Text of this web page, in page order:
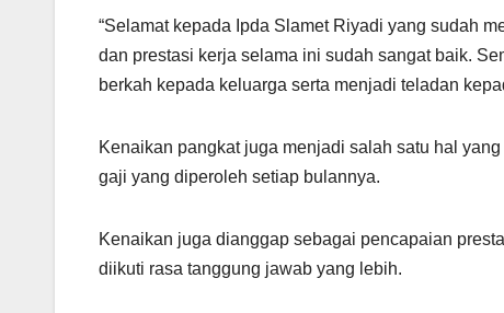
“Selamat kepada Ipda Slamet Riyadi yang sudah
dan prestasi kerja selama ini sudah sangat baik.
berkah kepada keluarga serta menjadi teladan
Kenaikan pangkat juga menjadi salah satu hal
gaji yang diperoleh setiap bulannya.
Kenaikan juga dianggap sebagai pencapaian
diikuti rasa tanggung jawab yang lebih.